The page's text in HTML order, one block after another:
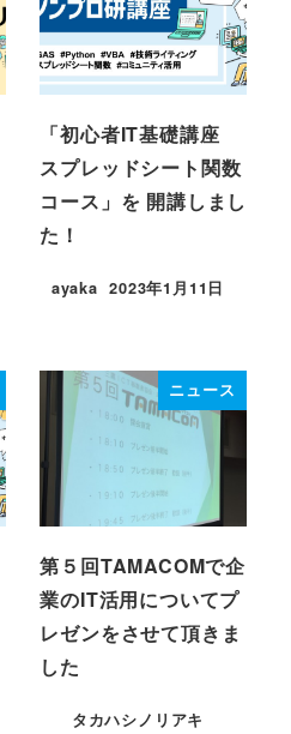
「初心者IT基礎講座
スプレッドシート関数
コース」を 開講しまし
た！
ayaka
投稿日
2023年1月11日
ニュース
第５回TAMACOMで企
業のIT活用についてプ
レゼンをさせて頂きま
した
タカハシノリアキ